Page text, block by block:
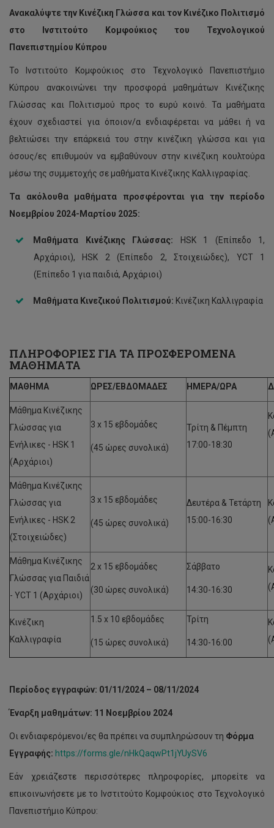
Ανακαλύψτε την Κινέζικη Γλώσσα και τον Κινέζικο Πολιτισμό
στο Ινστιτούτο Κομφούκιος του Τεχνολογικού
Πανεπιστημίου Κύπρου
Το Ινστιτούτο Κομφούκιος στο Τεχνολογικό Πανεπιστήμιο
Κύπρου ανακοινώνει την προσφορά μαθημάτων Κινέζικης
Γλώσσας και Πολιτισμού προς το ευρύ κοινό. Τα μαθήματα
έχουν σχεδιαστεί για όποιον/α ενδιαφέρεται να μάθει ή να
βελτιώσει την επάρκειά του στην κινέζικη γλώσσα και για
όσους/ες επιθυμούν να εμβαθύνουν στην κινέζικη κουλτούρα
μέσω της συμμετοχής σε μαθήματα Κινέζικης Καλλιγραφίας.
Τα ακόλουθα μαθήματα προσφέρονται για την περίοδο
Νοεμβρίου 2024-Μαρτίου 2025:
Μαθήματα Κινέζικης Γλώσσας:
HSK 1 (Επίπεδο 1,
Αρχάριοι), HSK 2 (Επίπεδο 2, Στοιχειώδες), YCT 1
(Επίπεδο 1 για παιδιά, Αρχάριοι)
Μαθήματα Κινεζικού Πολιτισμού: Κινέζικη Καλλιγραφία
ΠΛΗΡΟΦΟΡΙΕΣ ΓΙΑ ΤΑ ΠΡΟΣΦΕΡΟΜΕΝΑ
ΜΑΘΗΜΑΤΑ
ΜΑΘΗΜΑ ΩΡΕΣ/ΕΒΔΟΜΑΔΕΣ ΗΜΕΡΑ/ΩΡΑ
Μάθημα Κινέζικης
Γλώσσας για
Ενήλικες - HSK 1
(Αρχάριοι)
3 x 15 εβδομάδες
(45 ώρες συνολικά)
Τρίτη & Πέμπτη
17:00-18:30
Μάθημα Κινέζικης
Γλώσσας για
Ενήλικες - HSK 2
(Στοιχειώδες)
3 x 15 εβδομάδες
(45 ώρες συνολικά)
Δευτέρα & Τετάρτη
15:00-16:30
Μάθημα Κινέζικης
Γλώσσας για Παιδιά
- YCT 1 (Αρχάριοι)
2 x 15 εβδομάδες
(30 ώρες συνολικά)
Σάββατο
14:30-16:30
Κινέζικη
Καλλιγραφία
1.5 x 10 εβδομάδες
(15 ώρες συνολικά)
Τρίτη
14:30-16:00
Περίοδος εγγραφών: 01/11/2024 – 08/11/2024
Έναρξη μαθημάτων: 11 Νοεμβρίου 2024
Οι ενδιαφερόμενοι/ες θα πρέπει να συμπληρώσουν τη Φόρμα
Εγγραφής: https://forms.gle/nHkQaqwPt1jYUySV6
Εάν χρειάζεστε περισσότερες πληροφορίες, μπορείτε να
επικοινωνήσετε με το Ινστιτούτο Κομφούκιος στο Τεχνολογικό
Πανεπιστήμιο Κύπρου: